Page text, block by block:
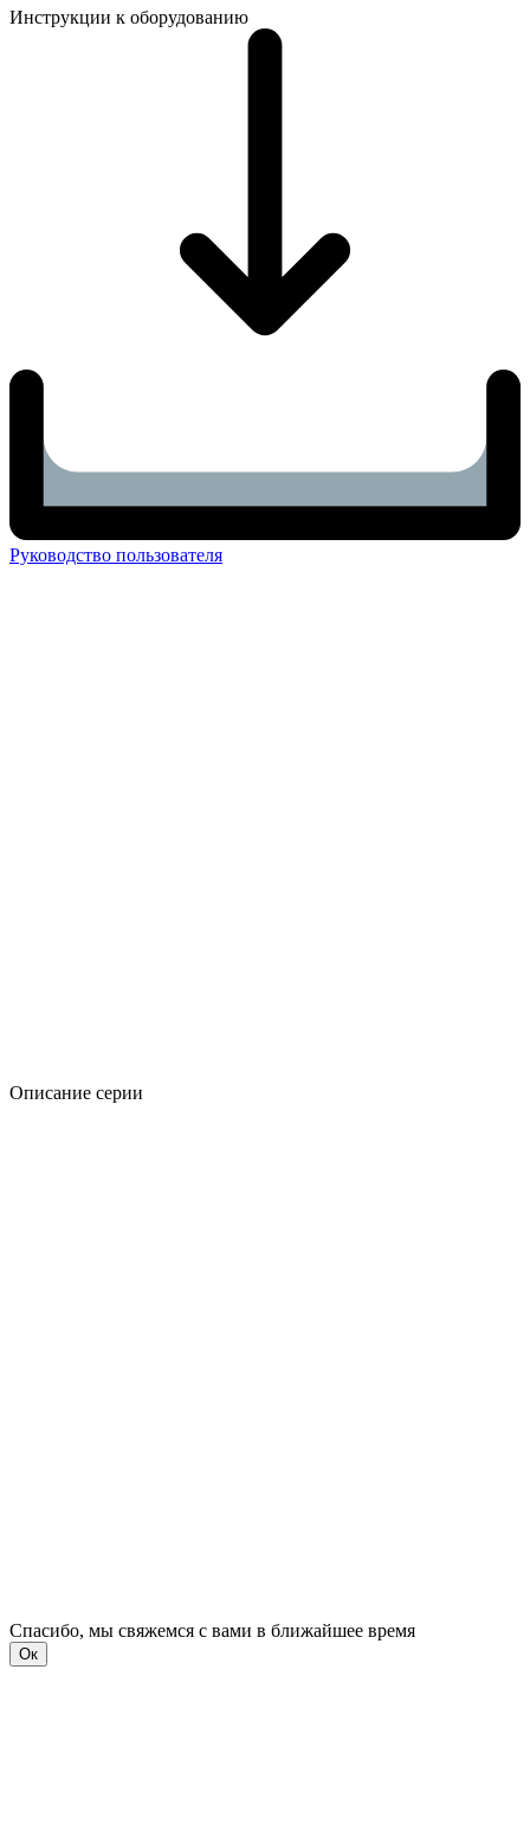
Инструкции к оборудованию
Руководство пользователя
Описание серии
Спасибо, мы свяжемся с вами в ближайшее время
Ок